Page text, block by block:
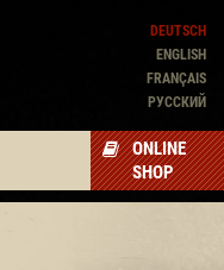
DEUTSCH
ENGLISH
FRANÇAIS
PУССКИЙ
ONLINE
SHOP